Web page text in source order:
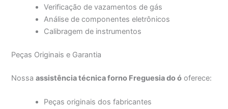
Verificação de vazamentos de gás
Análise de componentes eletrônicos
Calibragem de instrumentos
Peças Originais e Garantia
Nossaassistência técnica forno Freguesia do ó oferece:
Peças originais dos fabricantes